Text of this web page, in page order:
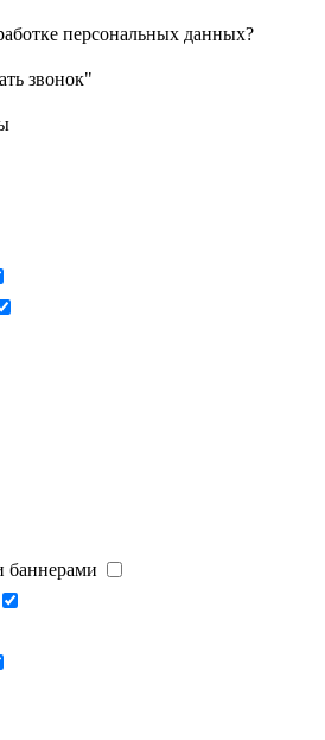
персональных данных?
звонок"
баннерами